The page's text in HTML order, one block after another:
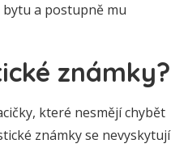
a postupně mu
známky?
které nesmějí chybět
známky se nevyskytují